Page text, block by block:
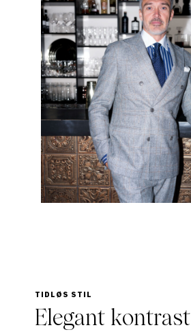
TIDLØS STIL
Elegant kontrast